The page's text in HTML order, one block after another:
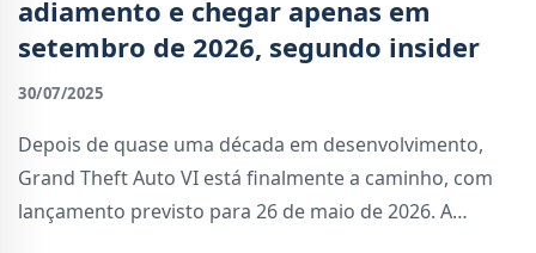
adiamento e chegar apenas em
setembro de 2026, segundo insider
30/07/2025
Depois de quase uma década em desenvolvimento,
Grand Theft Auto VI está finalmente a caminho, com
lançamento previsto para 26 de maio de 2026. A